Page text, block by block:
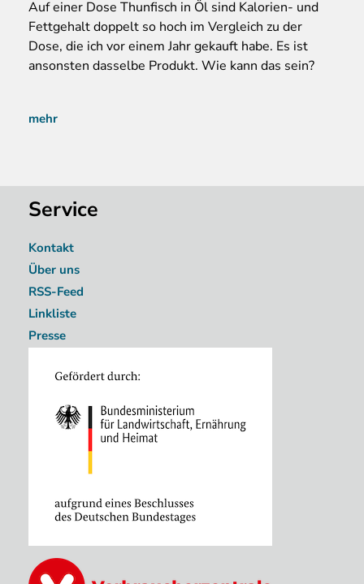
Aufeiner Dose Thunfisch in Öl sind Kalorien- und
Fettgehalt doppelt so hoch im Vergleich zu der
Dose, die ich vor einem Jahr gekauft habe. Es ist
ansonsten dasselbe Produkt. Wie kann das sein?
mehr
Image
Service
Kontakt
Über uns
RSS-Feed
Linkliste
Presse